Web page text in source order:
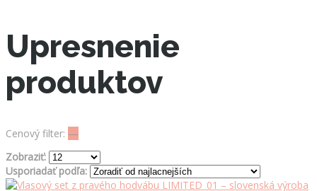
Upresnenie
produktov
Cenový filter: —
Zobraziť:
Usporiadať podľa: